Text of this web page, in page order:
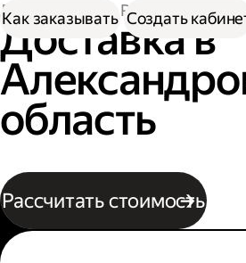
Доставка По России В
Доставка в
область
Рассчитать стоимость
Как заказывать Создать